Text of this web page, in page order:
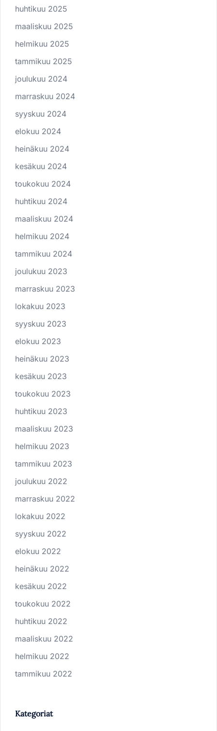
huhtikuu 2025
maaliskuu 2025
helmikuu 2025
tammikuu 2025
joulukuu 2024
marraskuu 2024
syyskuu 2024
elokuu 2024
heinäkuu 2024
kesäkuu 2024
toukokuu 2024
huhtikuu 2024
maaliskuu 2024
helmikuu 2024
tammikuu 2024
joulukuu 2023
marraskuu 2023
lokakuu 2023
syyskuu 2023
elokuu 2023
heinäkuu 2023
kesäkuu 2023
toukokuu 2023
huhtikuu 2023
maaliskuu 2023
helmikuu 2023
tammikuu 2023
joulukuu 2022
marraskuu 2022
lokakuu 2022
syyskuu 2022
elokuu 2022
heinäkuu 2022
kesäkuu 2022
toukokuu 2022
huhtikuu 2022
maaliskuu 2022
helmikuu 2022
tammikuu 2022
Kategoriat